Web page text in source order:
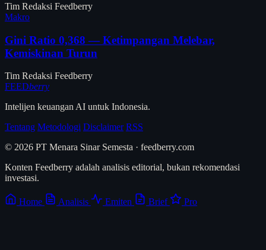
Tim Redaksi Feedberry
Makro
Gini Ratio 0,368 — Ketimpangan Melebar,
Kemiskinan Turun
Tim Redaksi Feedberry
FEEDberry
Intelijen keuangan AI untuk Indonesia.
Tentang Metodologi Disclaimer RSS
© 2026 PT Menara Sinar Semesta · feedberry.com
Konten Feedberry adalah analisis editorial, bukan rekomendasi
investasi.
Home Analisis Emiten Brief Pro